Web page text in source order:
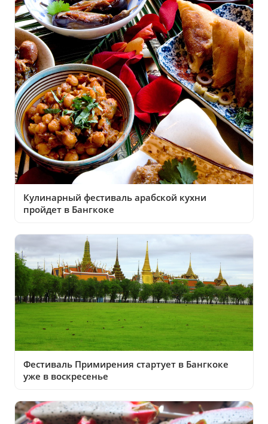
Кулинарный фестиваль арабской кухни
пройдет в Бангкоке
Фестиваль Примирения стартует в Бангкоке
уже в воскресенье